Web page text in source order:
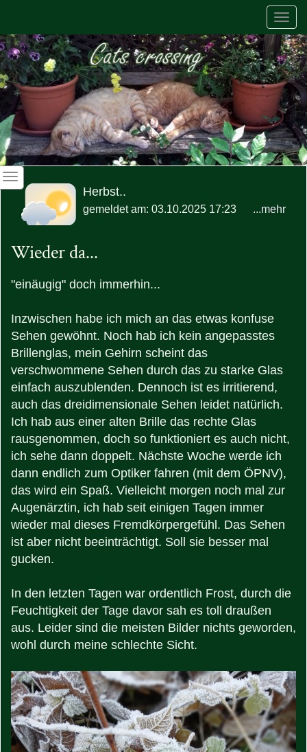
Herbst..
...mehr
gemeldet am: 03.10.2025 17:23
Wieder da...
"einäugig" doch immerhin...
Inzwischen habe ich mich an das etwas konfuse
Sehen gewöhnt. Noch hab ich kein angepasstes
Brillenglas, mein Gehirn scheint das
verschwommene Sehen durch das zu starke Glas
einfach auszublenden. Dennoch ist es irritierend,
auch das dreidimensionale Sehen leidet natürlich.
Ich hab aus einer alten Brille das rechte Glas
rausgenommen, doch so funktioniert es auch nicht,
ich sehe dann doppelt. Nächste Woche werde ich
dann endlich zum Optiker fahren (mit dem ÖPNV),
das wird ein Spaß. Vielleicht morgen noch mal zur
Augenärztin, ich hab seit einigen Tagen immer
wieder mal dieses Fremdkörpergefühl. Das Sehen
ist aber nicht beeinträchtigt. Soll sie besser mal
gucken.
In den letzten Tagen war ordentlich Frost, durch die
Feuchtigkeit der Tage davor sah es toll draußen
aus. Leider sind die meisten Bilder nichts geworden,
wohl durch meine schlechte Sicht.